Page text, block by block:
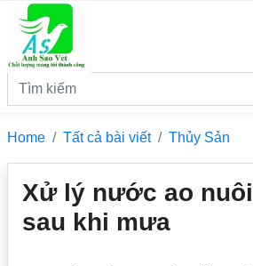
Home Tất cả bài viết Thủy Sản
Xử lý nước ao
sau khi mưa